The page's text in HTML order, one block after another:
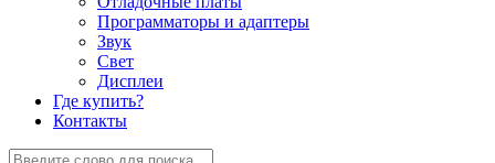
Программаторы и адаптеры
Звук
Свет
Дисплеи
Где купить?
Контакты